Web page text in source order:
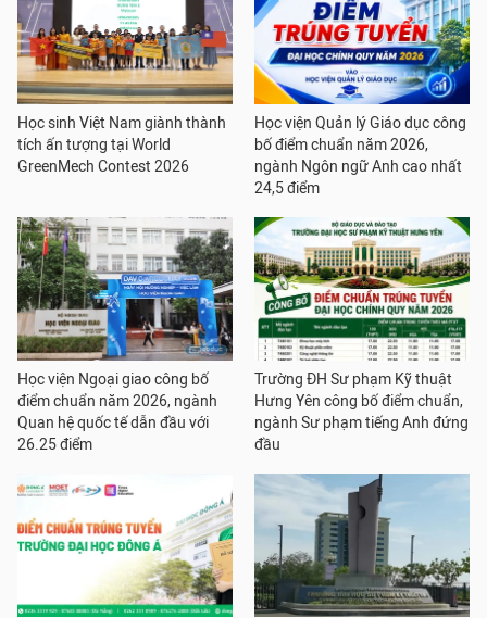
Học sinh Việt Nam giành thành
tích ấn tượng tại World
GreenMech Contest 2026
Học viện Quản lý Giáo dục công
bố điểm chuẩn năm 2026,
ngành Ngôn ngữ Anh cao nhất
24,5 điểm
Học viện Ngoại giao công bố
điểm chuẩn năm 2026, ngành
Quan hệ quốc tế dẫn đầu với
26.25 điểm
Trường ĐH Sư phạm Kỹ thuật
Hưng Yên công bố điểm chuẩn,
ngành Sư phạm tiếng Anh đứng
đầu